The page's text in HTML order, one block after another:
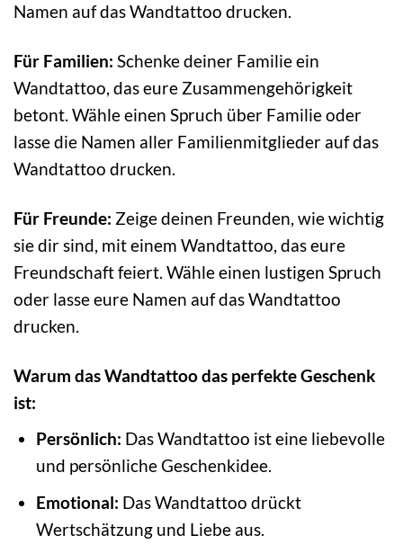
Namen auf das Wandtattoo drucken.
Für Familien: Schenke deiner Familie ein
Wandtattoo, das eure Zusammengehörigkeit
betont. Wähle einen Spruch über Familie oder
lasse die Namen aller Familienmitglieder auf das
Wandtattoo drucken.
Für Freunde: Zeige deinen Freunden, wie wichtig
sie dir sind, mit einem Wandtattoo, das eure
Freundschaft feiert. Wähle einen lustigen Spruch
oder lasse eure Namen auf das Wandtattoo
drucken.
Warum das Wandtattoo das perfekte Geschenk
ist:
Persönlich: Das Wandtattoo ist eine liebevolle
und persönliche Geschenkidee.
Emotional: Das Wandtattoo drückt
Wertschätzung und Liebe aus.